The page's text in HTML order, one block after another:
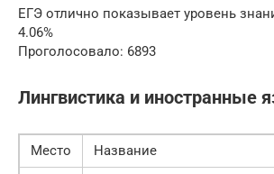
ЕГЭ отлич­но пока­зы­ва­ет уро­вень
4.06%
Про­го­ло­со­ва­ло: 6893
Лингвистика и иностранные
Место Название